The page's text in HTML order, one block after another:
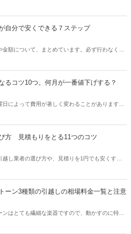
自分で安くできる７ステップ
額について、まとめています。必ず行わなくて
方法なども解説しています。
るコツ10つ。何月が一番値下げする？
日によって費用が著しく変わることがあります。
せるように引っ越し業者にもこだわりましょう。
方 見積もりをとる11つのコツ
越し業者の選び方や、見積りを1円でも安くする
についても解説しています。
ーン3種類の引越しの相場料金一覧と注意
ンはとても繊細な楽器ですので、動かすのに特別